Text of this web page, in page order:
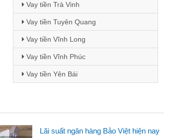
Vay tiền Trà Vinh
Vay tiền Tuyên Quang
Vay tiền Vĩnh Long
Vay tiền Vĩnh Phúc
Vay tiền Yên Bái
Lãi suất ngân hàng Bảo Việt hiện nay